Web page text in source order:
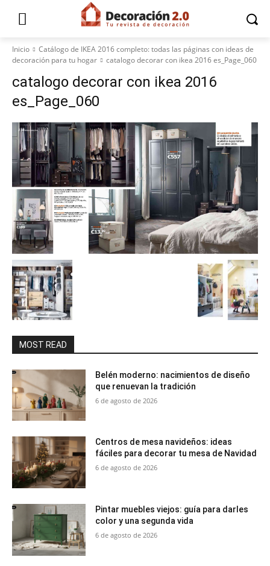
Inicio
Catálogo de IKEA 2016 completo: todas las páginas con ideas de
decoración para tu hogar
catalogo decorar con ikea 2016 es_Page_060
catalogo decorar con ikea 2016
es_Page_060
MOST READ
Belén moderno: nacimientos de diseño
que renuevan la tradición
6 de agosto de 2026
Centros de mesa navideños: ideas
fáciles para decorar tu mesa de Navidad
6 de agosto de 2026
Pintar muebles viejos: guía para darles
color y una segunda vida
6 de agosto de 2026